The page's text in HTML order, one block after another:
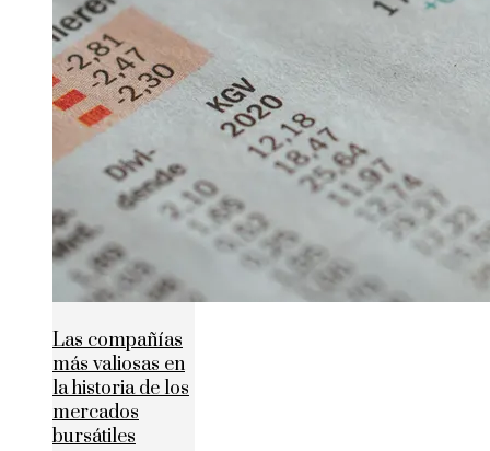
Las compañías
más valiosas en
la historia de los
mercados
bursátiles